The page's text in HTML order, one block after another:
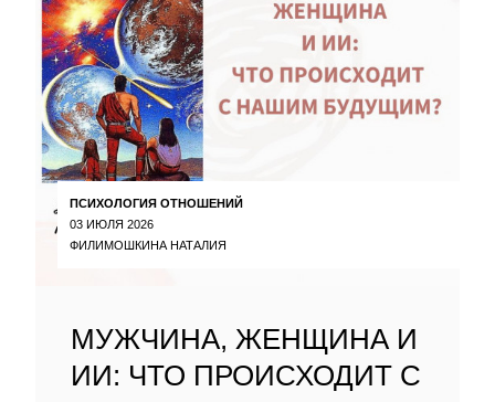
ПСИХОЛОГИЯ ОТНОШЕНИЙ
03 ИЮЛЯ 2026
ФИЛИМОШКИНА НАТАЛИЯ
МУЖЧИНА, ЖЕНЩИНА И
ИИ: ЧТО ПРОИСХОДИТ С